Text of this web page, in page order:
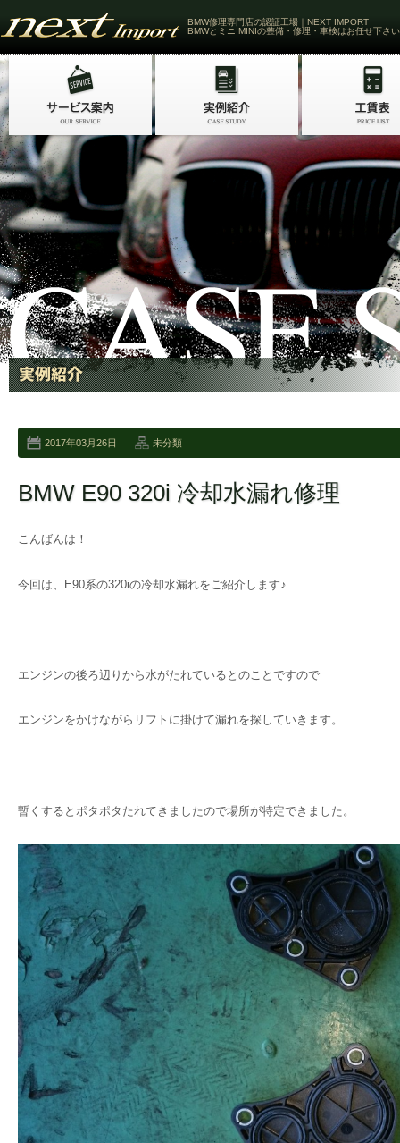
BMW修理専門店の認証工場｜NEXT IMPORT
BMWとミニ MINIの整備・修理・車検はお任せ下さい
2017年03月26日 未分類
BMW E90 320i 冷却水漏れ修理
こんばんは！
今回は、E90系の320iの冷却水漏れをご紹介します♪
エンジンの後ろ辺りから水がたれているとのことですので
エンジンをかけながらリフトに掛けて漏れを探していきます。
暫くするとポタポタたれてきましたので場所が特定できました。